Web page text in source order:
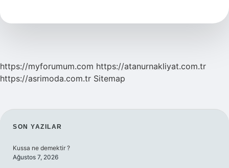
https://myforumum.com https://atanurnakliyat.com.tr
https://asrimoda.com.tr Sitemap
SIDEBAR
SON YAZILAR
Kussa ne demektir ?
Ağustos 7, 2026